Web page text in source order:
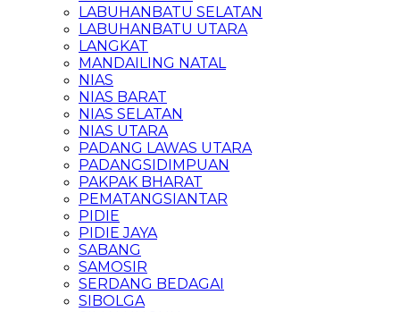
LABUHANBATU SELATAN
LABUHANBATU UTARA
LANGKAT
MANDAILING NATAL
NIAS
NIAS BARAT
NIAS SELATAN
NIAS UTARA
PADANG LAWAS UTARA
PADANGSIDIMPUAN
PAKPAK BHARAT
PEMATANGSIANTAR
PIDIE
PIDIE JAYA
SABANG
SAMOSIR
SERDANG BEDAGAI
SIBOLGA